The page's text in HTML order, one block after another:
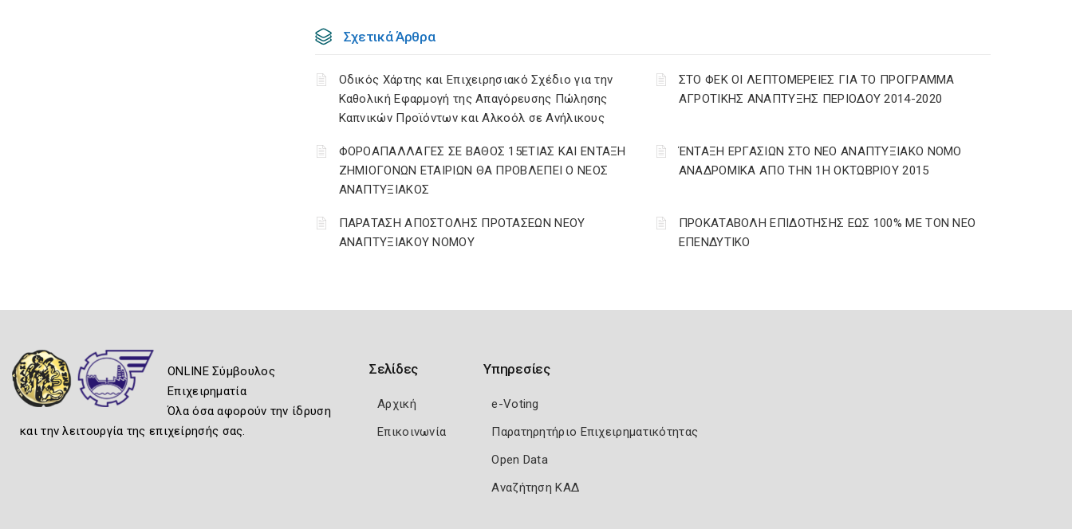
Σχετικά Άρθρα
Οδικός Χάρτης και Επιχειρησιακό Σχέδιο για την
Καθολική Εφαρμογή της Απαγόρευσης Πώλησης
Καπνικών Προϊόντων και Αλκοόλ σε Ανήλικους
ΣΤΟ ΦΕΚ ΟΙ ΛΕΠΤΟΜΕΡΕΙΕΣ ΓΙΑ ΤΟ ΠΡΟΓΡΑΜΜΑ
ΑΓΡΟΤΙΚΗΣ ΑΝΑΠΤΥΞΗΣ ΠΕΡΙΟΔΟΥ 2014-2020
ΦΟΡΟΑΠΑΛΛΑΓΕΣ ΣΕ ΒΑΘΟΣ 15ΕΤΙΑΣ ΚΑΙ ΕΝΤΑΞΗ
ΖΗΜΙΟΓΟΝΩΝ ΕΤΑΙΡΙΩΝ ΘΑ ΠΡΟΒΛΕΠΕΙ Ο ΝΕΟΣ
ΑΝΑΠΤΥΞΙΑΚΟΣ
ΈΝΤΑΞΗ ΕΡΓΑΣΙΩΝ ΣΤΟ ΝΕΟ ΑΝΑΠΤΥΞΙΑΚΟ ΝΟΜΟ
ΑΝΑΔΡΟΜΙΚΑ ΑΠΟ ΤΗΝ 1Η ΟΚΤΩΒΡΙΟΥ 2015
ΠΑΡΑΤΑΣΗ ΑΠΟΣΤΟΛΗΣ ΠΡΟΤΑΣΕΩΝ ΝΕΟΥ
ΑΝΑΠΤΥΞΙΑΚΟΥ ΝΟΜΟΥ
ΠΡΟΚΑΤΑΒΟΛΗ ΕΠΙΔΟΤΗΣΗΣ ΕΩΣ 100% ΜΕ ΤΟΝ ΝΕΟ
ΕΠΕΝΔΥΤΙΚΟ
ONLINE Σύμβουλος
Επιχειρηματία
Όλα όσα αφορούν την ίδρυση
και την λειτουργία της επιχείρησής σας.
Σελίδες
Αρχική
Επικοινωνία
Υπηρεσίες
e-Voting
Παρατηρητήριο Επιχειρηματικότητας
Open Data
Αναζήτηση ΚΑΔ